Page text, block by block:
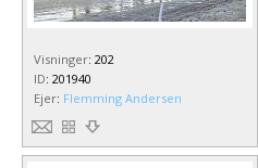
Visninger: 202
ID: 201940
Ejer: Flemming Andersen